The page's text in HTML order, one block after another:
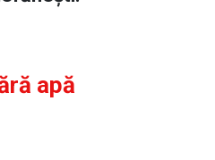
apă